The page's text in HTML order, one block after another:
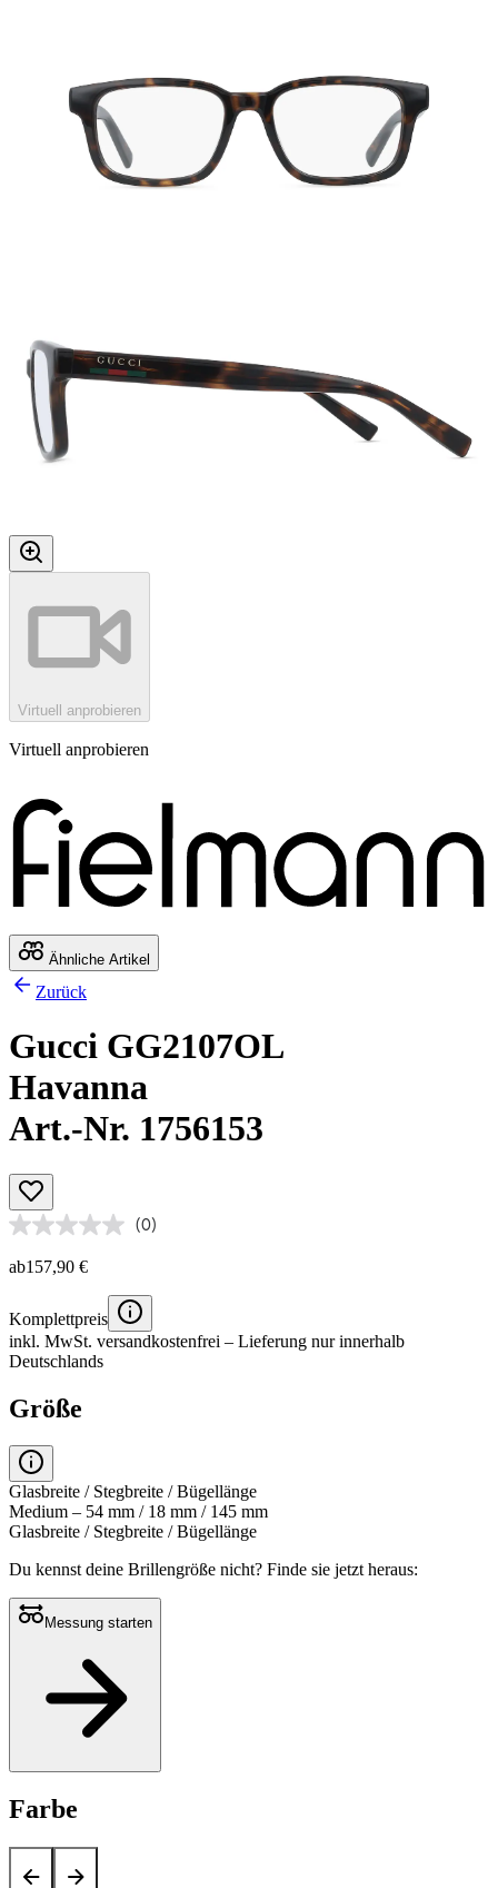
Virtuell anprobieren
Virtuell anprobieren
Ähnliche Artikel
Zurück
Gucci GG2107OL
Havanna
Art.-Nr. 1756153
(0)
ab157,90 €
Komplettpreis
inkl. MwSt. versandkostenfrei – Lieferung nur innerhalb
Deutschlands
Größe
Glasbreite / Stegbreite / Bügellänge
Medium – 54 mm / 18 mm / 145 mm
Glasbreite / Stegbreite / Bügellänge
Du kennst deine Brillengröße nicht? Finde sie jetzt heraus:
Messung starten
Farbe